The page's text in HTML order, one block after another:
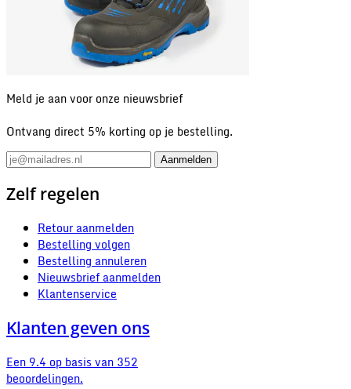
Meld je aan voor onze nieuwsbrief
Ontvang direct 5% korting op je bestelling.
Zelf regelen
Retour aanmelden
Bestelling volgen
Bestelling annuleren
Nieuwsbrief aanmelden
Klantenservice
Klanten geven ons
Een 9.4 op basis van 352
beoordelingen.